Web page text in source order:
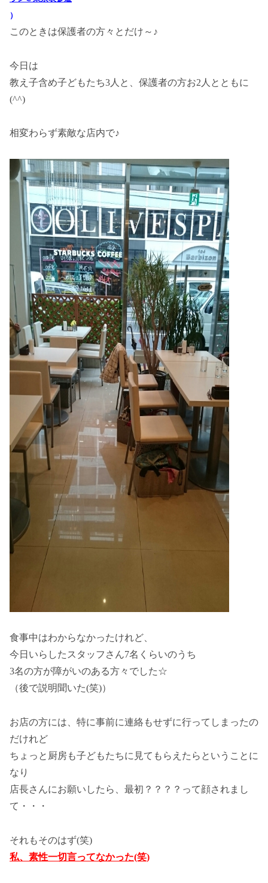
）
このときは保護者の方々とだけ～♪
今日は
教え子含め子どもたち3人と、保護者の方お2人とともに
(^^)
相変わらず素敵な店内で♪
食事中はわからなかったけれど、
今日いらしたスタッフさん7名くらいのうち
3名の方が障がいのある方々でした☆
（後で説明聞いた(笑)）
お店の方には、特に事前に連絡もせずに行ってしまったの
だけれど
ちょっと厨房も子どもたちに見てもらえたらということに
なり
店長さんにお願いしたら、最初？？？？って顔されまし
て・・・
それもそのはず(笑)
私、素性一切言ってなかった(笑)